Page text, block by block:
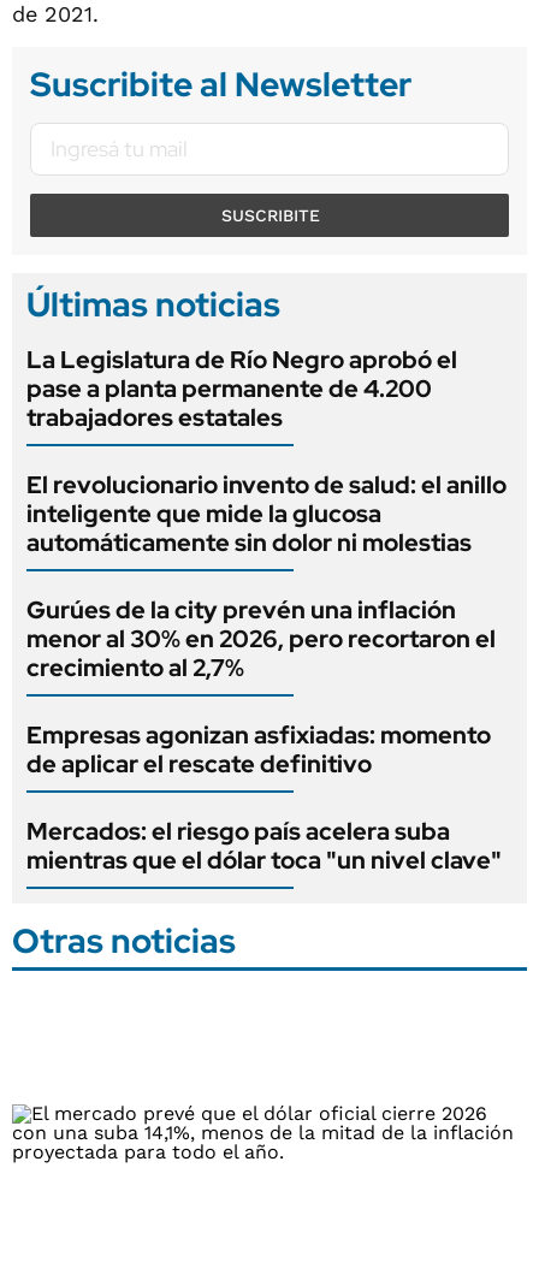
de 2021.
Suscribite al Newsletter
SUSCRIBITE
Últimas noticias
La Legislatura de Río Negro aprobó el
pase a planta permanente de 4.200
trabajadores estatales
El revolucionario invento de salud: el anillo
inteligente que mide la glucosa
automáticamente sin dolor ni molestias
Gurúes de la city prevén una inflación
menor al 30% en 2026, pero recortaron el
crecimiento al 2,7%
Empresas agonizan asfixiadas: momento
de aplicar el rescate definitivo
Mercados: el riesgo país acelera suba
mientras que el dólar toca "un nivel clave"
Otras noticias